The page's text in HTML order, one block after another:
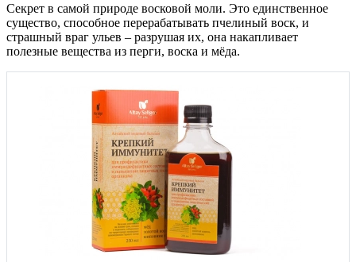
Секрет в самой природе восковой моли. Это единственное
существо, способное перерабатывать пчелиный воск, и
страшный враг ульев – разрушая их, она накапливает
полезные вещества из перги, воска и мёда.